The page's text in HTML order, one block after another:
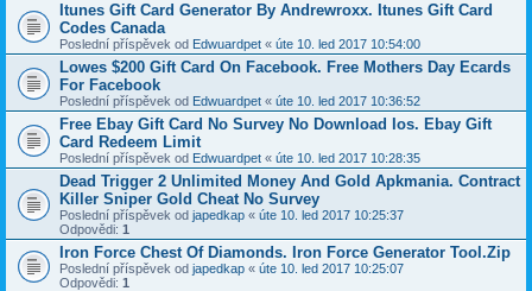
Itunes Gift Card Generator By Andrewroxx. Itunes Gift Card
Codes Canada
Poslední příspěvek od Edwuardpet « úte 10. led 2017 10:54:00
Lowes $200 Gift Card On Facebook. Free Mothers Day Ecards
For Facebook
Poslední příspěvek od Edwuardpet « úte 10. led 2017 10:36:52
Free Ebay Gift Card No Survey No Download Ios. Ebay Gift
Card Redeem Limit
Poslední příspěvek od Edwuardpet « úte 10. led 2017 10:28:35
Dead Trigger 2 Unlimited Money And Gold Apkmania. Contract
Killer Sniper Gold Cheat No Survey
Poslední příspěvek od japedkap « úte 10. led 2017 10:25:37
Odpovědi: 1
Iron Force Chest Of Diamonds. Iron Force Generator Tool.Zip
Poslední příspěvek od japedkap « úte 10. led 2017 10:25:07
Odpovědi: 1